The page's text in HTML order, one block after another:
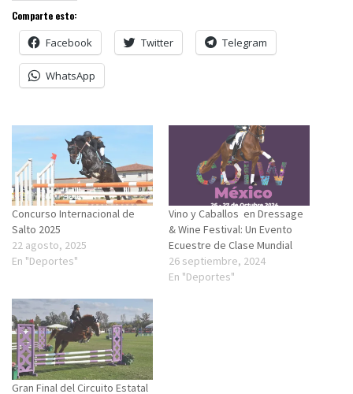
Comparte esto:
Facebook Twitter Telegram
WhatsApp
Concurso Internacional de
Salto 2025
22 agosto, 2025
En "Deportes"
Vino y Caballos en Dressage
& Wine Festival: Un Evento
Ecuestre de Clase Mundial
26 septiembre, 2024
En "Deportes"
Gran Final del Circuito Estatal